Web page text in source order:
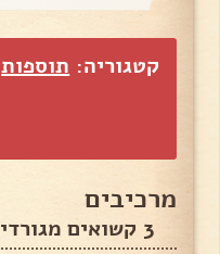
קטגוריה: תוספות
מרכיבים
3 קשואים מגורדים